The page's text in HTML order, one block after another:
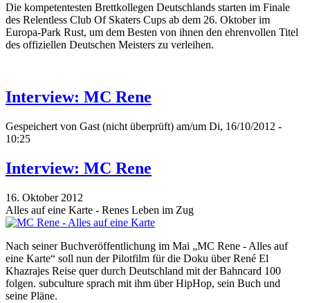
Die kompetentesten Brettkollegen Deutschlands starten im Finale
des Relentless Club Of Skaters Cups ab dem 26. Oktober im
Europa-Park Rust, um dem Besten von ihnen den ehrenvollen Titel
des offiziellen Deutschen Meisters zu verleihen.
Interview: MC Rene
Gespeichert von Gast (nicht überprüft) am/um Di, 16/10/2012 -
10:25
Interview: MC Rene
16. Oktober 2012
Alles auf eine Karte - Renes Leben im Zug
Nach seiner Buchveröffentlichung im Mai „MC Rene - Alles auf
eine Karte“ soll nun der Pilotfilm für die Doku über René El
Khazrajes Reise quer durch Deutschland mit der Bahncard 100
folgen. subculture sprach mit ihm über HipHop, sein Buch und
seine Pläne.